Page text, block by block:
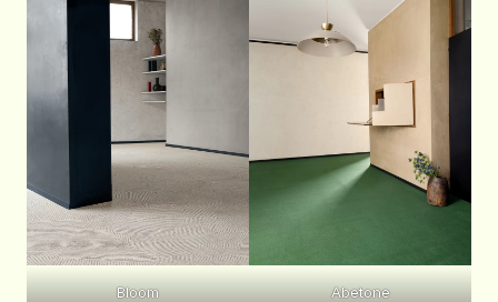
Bloom Abetone